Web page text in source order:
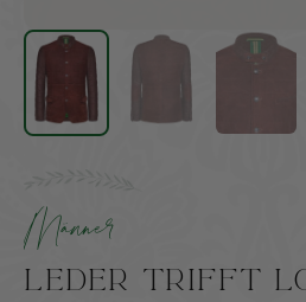
Männer
Leder trifft